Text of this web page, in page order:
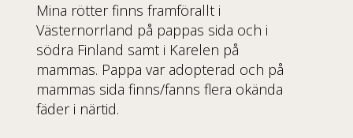
Mina rötter finns framförallt i
Västernorrland på pappas sida och i
södra Finland samt i Karelen på
mammas. Pappa var adopterad och på
mammas sida finns/fanns flera okända
fäder i närtid.